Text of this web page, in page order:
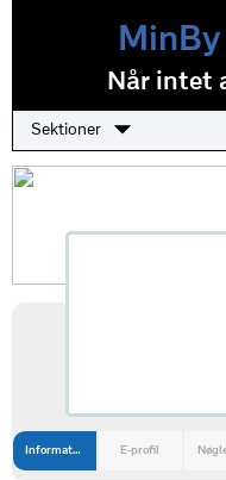
MinBy
Når intet
Sektioner
Information E-profil